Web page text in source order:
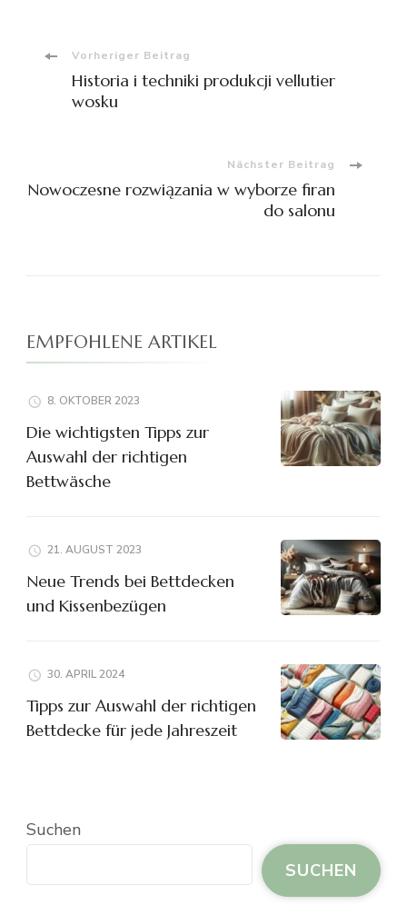
Beitragsnavigation
Vorheriger Beitrag
Historia i techniki produkcji vellutier
wosku
Nächster Beitrag
Nowoczesne rozwiązania w wyborze firan
do salonu
EMPFOHLENE ARTIKEL
8. OKTOBER 2023
Die wichtigsten Tipps zur
Auswahl der richtigen
Bettwäsche
21. AUGUST 2023
Neue Trends bei Bettdecken
und Kissenbezügen
30. APRIL 2024
Tipps zur Auswahl der richtigen
Bettdecke für jede Jahreszeit
Suchen
SUCHEN